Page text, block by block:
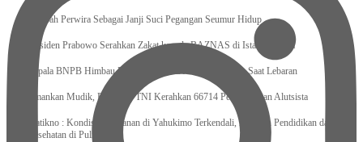
Sumpah Perwira Sebagai Janji Suci Pegangan Seumur Hidup
Presiden Prabowo Serahkan Zakat kepada BAZNAS di Istana Negara
Kepala BNPB Himbau Pemda Waspada Potensi Bencana Saat Lebaran
Amankan Mudik, Panglima TNI Kerahkan 66714 Personel Dan Alutsista
Pratikno : Kondisi Keamanan di Yahukimo Terkendali, Layanan Pendidikan dan
Kesehatan di Pulihkan